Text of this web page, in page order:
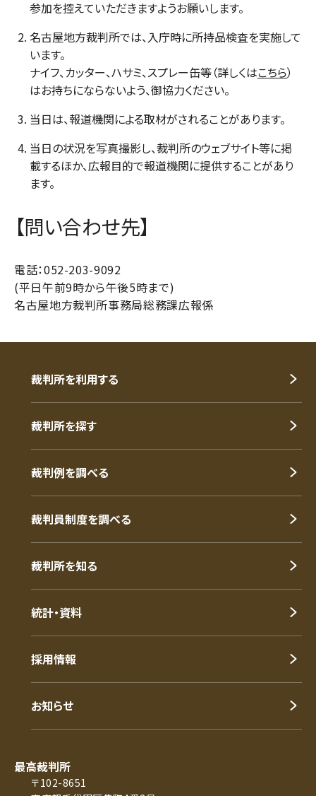
参加を控えていただきますようお願いします。
名古屋地方裁判所では、入庁時に所持品検査を実施して
います。
ナイフ、カッター、ハサミ、スプレー缶等（詳しくはこちら）
はお持ちにならないよう、御協力ください。
当日は、報道機関による取材がされることがあります。
当日の状況を写真撮影し、裁判所のウェブサイト等に掲
載するほか、広報目的で報道機関に提供することがあり
ます。
【問い合わせ先】
電話：052-203-9092
(平日午前9時から午後5時まで)
名古屋地方裁判所事務局総務課広報係
裁判所を利用する
裁判所を探す
裁判例を調べる
裁判員制度を調べる
裁判所を知る
統計・資料
採用情報
お知らせ
最高裁判所
〒102-8651